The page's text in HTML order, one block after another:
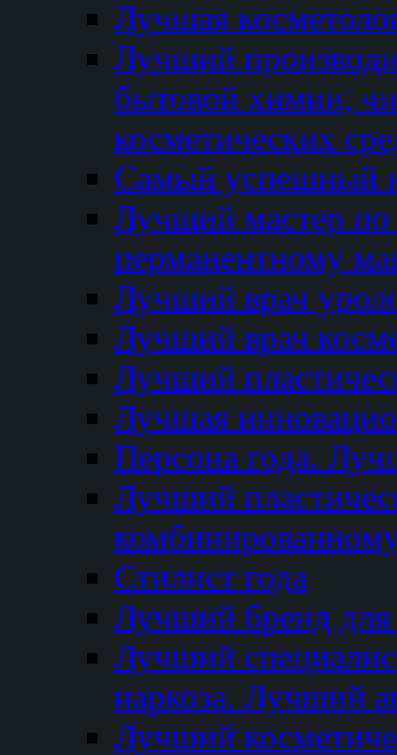
Лучшая
Лучший
бытовой химии,
косметических
Самый успешный
Лучший мастер по
перманентному
Лучший врач
Лучший врач
Лучший
Лучшая
Персона года.
Лучший
Стилист года
Лучший бренд
Лучший
наркоза. Лучший
Лучший